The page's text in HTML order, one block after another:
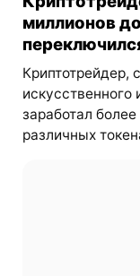
миллионов
Криптотрейдер,
заработал
различных